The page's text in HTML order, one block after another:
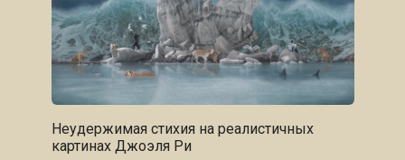
Неудержимая стихия на реалистичных
картинах Джоэля Ри